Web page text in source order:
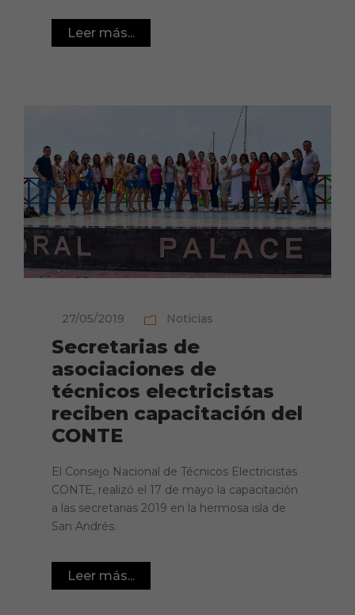
Leer más...
27/05/2019 Noticias
Secretarias de
asociaciones de
técnicos electricistas
reciben capacitación del
CONTE
El Consejo Nacional de Técnicos Electricistas
CONTE, realizó el 17 de mayo la capacitación
a las secretarias 2019 en la hermosa isla de
San Andrés.
Leer más...